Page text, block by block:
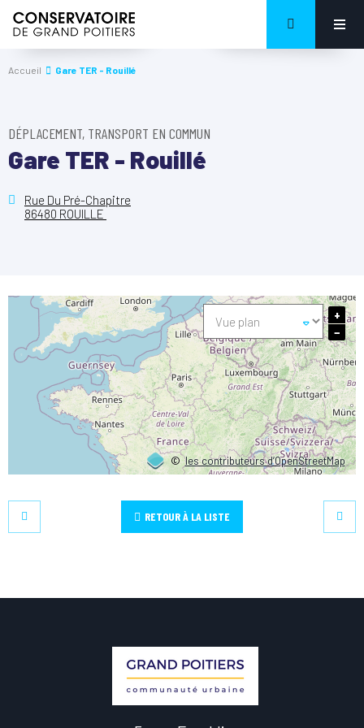
Accueil Gare TER - Rouillé
DÉPLACEMENT, TRANSPORT EN COMMUN
Gare TER - Rouillé
Rue Du Pré-Chapitre
86480 ROUILLE
©les contributeurs d’OpenStreetMap
+
−
RETOUR À LA LISTE